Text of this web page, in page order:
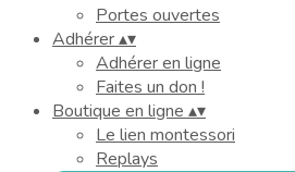
Portes ouvertes
Adhérer▴▾
Adhérer en ligne
Faites un don !
Boutique en ligne ▴▾
Le lien montessori
Replays